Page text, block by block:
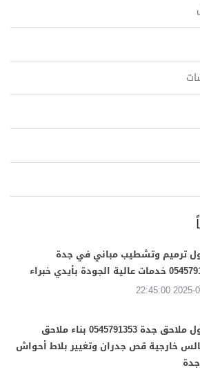
ترميم وتشطيب مباني في جدة
الجودة بأيدي خبراء
2025-02-
مقاول ملاحق جدة 0545791353 بناء ملاحق
خارجية قص جدران وتغيير بلاط أحواش